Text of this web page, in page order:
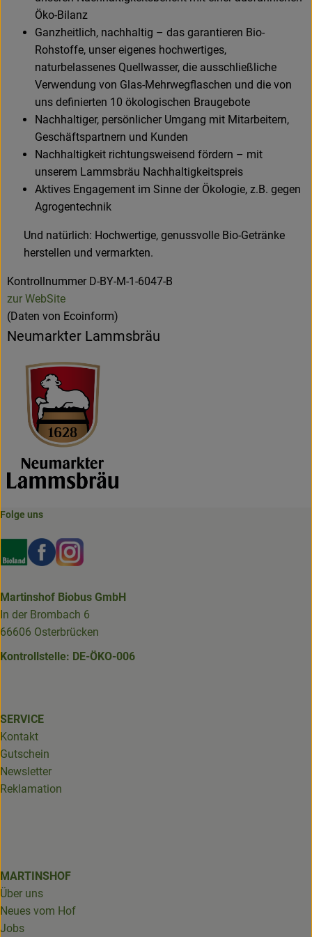
Öko-Bilanz
Ganzheitlich, nachhaltig – das garantieren Bio-
Rohstoffe, unser eigenes hochwertiges,
naturbelassenes Quellwasser, die ausschließliche
Verwendung von Glas-Mehrwegflaschen und die von
uns definierten 10 ökologischen Braugebote
Nachhaltiger, persönlicher Umgang mit Mitarbeitern,
Geschäftspartnern und Kunden
Nachhaltigkeit richtungsweisend fördern – mit
unserem Lammsbräu Nachhaltigkeitspreis
Aktives Engagement im Sinne der Ökologie, z.B. gegen
Agrogentechnik
Und natürlich: Hochwertige, genussvolle Bio-Getränke
herstellen und vermarkten.
Kontrollnummer D-BY-M-1-6047-B
zur WebSite
(Daten von Ecoinform)
Neumarkter Lammsbräu
Folge uns
Externer Link zu https://www.bioland.de/verbraucher
Externer Link zu https://www.facebook.com/
Externer Link zu https://www.instagram.com/
Martinshof Biobus GmbH
In der Brombach 6
66606 Osterbrücken
Kontrollstelle: DE-ÖKO-006
SERVICE
Kontakt
Gutschein
Newsletter
Reklamation
MARTINSHOF
Über uns
Neues vom Hof
Jobs